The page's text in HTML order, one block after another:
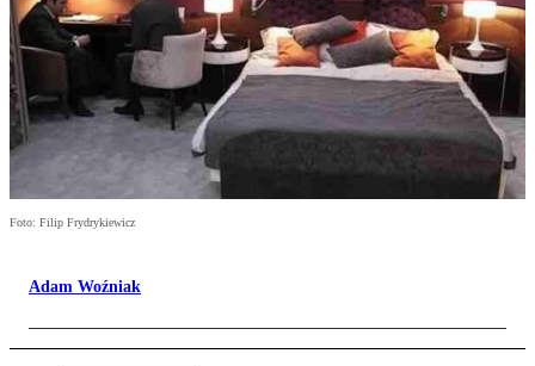
Foto: Filip Frydrykiewicz
Adam Woźniak